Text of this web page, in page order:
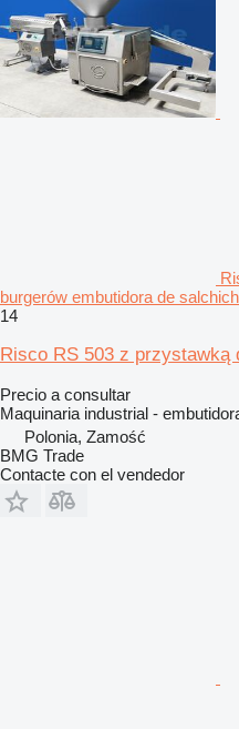
burgerów embutidora de
14
Risco RS 503 z przystawką
Precio a consultar
Maquinaria industrial -
Polonia, Zamość
BMG Trade
Contacte con el vendedor